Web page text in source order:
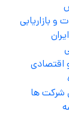
و بازاریابی
اقتصادی
شرکت ها